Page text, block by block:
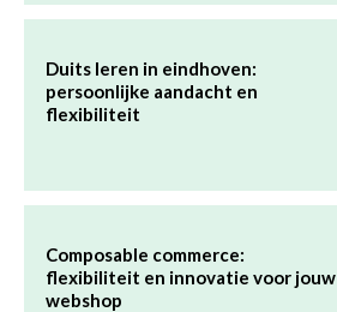
Duits leren in eindhoven:
persoonlijke aandacht en
flexibiliteit
Composable commerce:
flexibiliteit en innovatie voor jouw
webshop